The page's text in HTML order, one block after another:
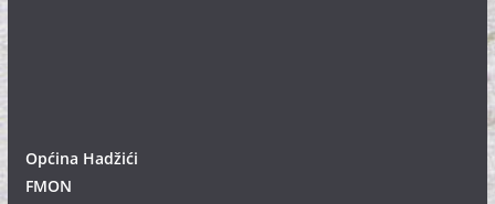
Općina Hadžići
FMON